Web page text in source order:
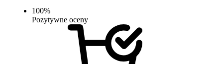
100%
Pozytywne oceny